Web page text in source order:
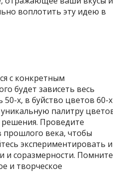
воплотить эту идею в
с конкретным
будет зависеть весь
х, в буйство цветов 60-х
палитру
Проведите
прошлого века, чтобы
экспериментировать и
и соразмерности.
и творческое